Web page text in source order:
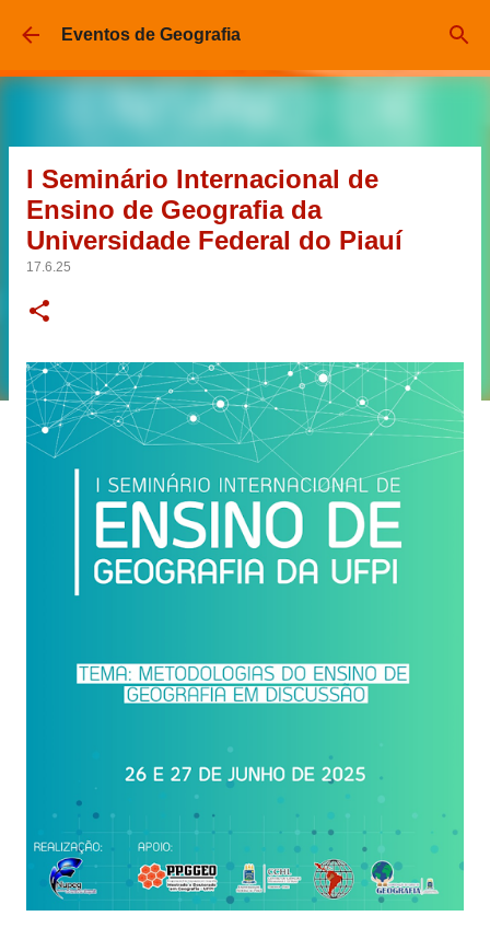
Pular para o conteúdo principal
Eventos de Geografia
I Seminário Internacional de
Ensino de Geografia da
Universidade Federal do Piauí
17.6.25